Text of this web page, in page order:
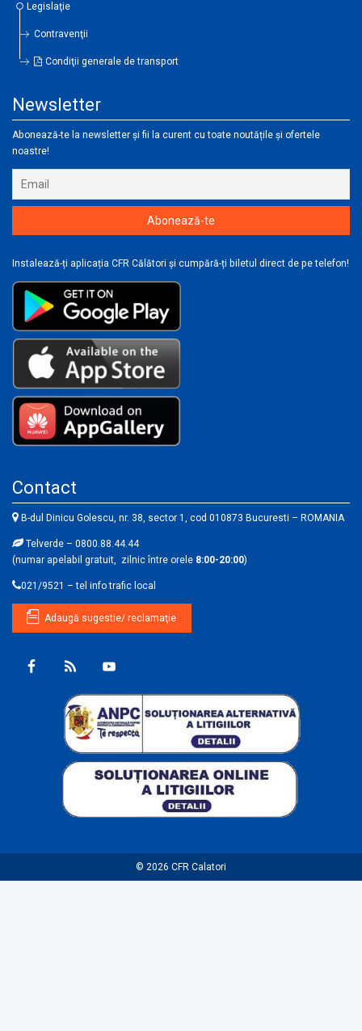
Legislaţie
Contravenţii
Condiţii generale de transport
Newsletter
Abonează-te la newsletter și fii la curent cu toate noutățile și ofertele
noastre!
Instalează-ți aplicația CFR Călători și cumpără-ți biletul direct de pe telefon!
Contact
B-dul Dinicu Golescu, nr. 38, sector 1, cod 010873 Bucuresti – ROMANIA
Telverde – 0800.88.44.44
(numar apelabil gratuit, zilnic între orele 8:00-20:00)
021/9521 – tel info trafic local
Adaugă sugestie/ reclamaţie
© 2026 CFR Calatori